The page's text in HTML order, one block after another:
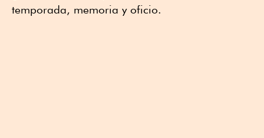
temporada, memoria y oficio.